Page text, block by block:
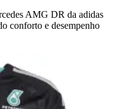
AMG DR da adidas
conforto e desempenho